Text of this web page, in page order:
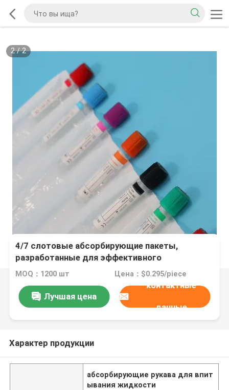
2/2
4/7 слотовые абсорбирующие пакеты,
разработанные для эффективного
впитывания жидкости и удобного хранения
MOQ：1200 шт Цена：$0.295/piece
Лучшая цена
контактные
данные
Характер продукции
абсорбирующие рукава для впит
ывания жидкости